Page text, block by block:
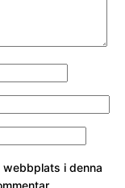
i denna